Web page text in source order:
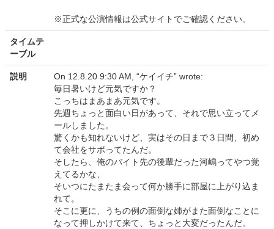
※正式な公演情報は公式サイトでご確認ください。
タイムテ
ーブル
説明
On 12.8.20 9:30 AM, “ケイイチ” wrote:
毎日暑いけど元気ですか？
こっちはまあまあ元気です。
先週ちょっと面白い日があって、それで思い立ってメ
ールしました。
驚くかも知れないけど、実はその日まで３日間、初め
て会社をサボってたんだ。
そしたら、俺のバイト先の後輩だった河嶋ってやつ覚
えてるかな、
そいつにたまたま会って何か勝手に部屋に上がり込ま
れて。
そこに更に、うちの例の面倒な姉がまた面倒なことに
なって押しかけて来て、ちょっと大変だったんだ。